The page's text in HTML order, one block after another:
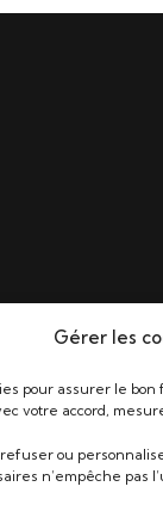
Gérer les
pour assurer le
votre accord,
ou
n’empêche pas